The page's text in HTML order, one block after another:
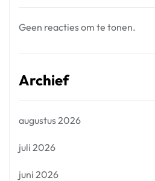
Geen reacties om te tonen.
Archief
augustus 2026
juli 2026
juni 2026